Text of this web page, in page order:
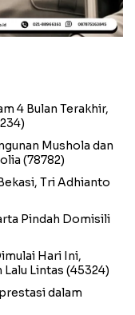
4 Bulan Terakhir,
Mushola dan
(78782)
Tri Adhianto
Pindah Domisili
Hari Ini,
Lalu Lintas (45324)
dalam